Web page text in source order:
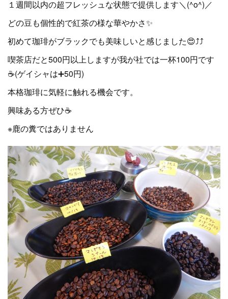
１週間以内の超フレッシュな状態で提供します＼(^o^)／
どの豆も個性的で紅茶の様な華やかさ✨
初めて珈琲がブラックでも美味しいと感じました😍⤴️⤴️
喫茶店だと500円以上しますが我が社では一杯100円です
☕(ゲイシャは➕50円)
本格珈琲に気軽に触れる機会です。
興味ある方ぜひ☕
※鹿の糞ではありません